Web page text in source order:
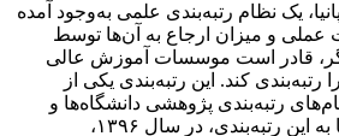
یک نظام رتبه‌بندی علمی به‌وجود آمده
عملی و میزان ارجاع به آن‌ها توسط
قادر است موسسات آموزش عالی
کند. این رتبه‌بندی یکی از
رتبه‌بندی پژوهشی دانشگاه‌ها و
موسسات جهان است. بنا به این رتبه‌بندی، در سال ۱۳۹۶،